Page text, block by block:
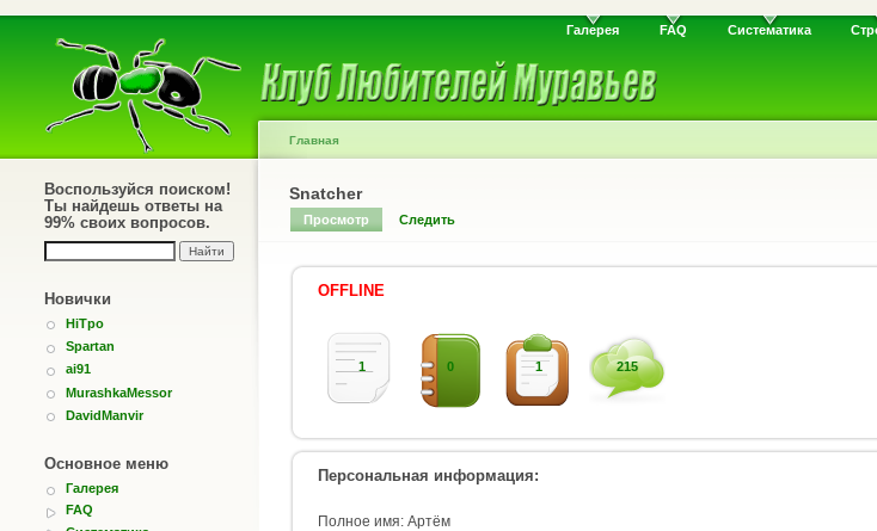
Галерея FAQ Систематика
Воспользуйся поиском!
Ты найдешь ответы на
99% своих вопросов.
Новички
HiTpo
Spartan
ai91
MurashkaMessor
DavidManvir
Основное меню
Галерея
FAQ
Главная
Snatcher
Просмотр Следить
OFFLINE
1 0 1 215
Персональная информация:
Полное имя: Артём